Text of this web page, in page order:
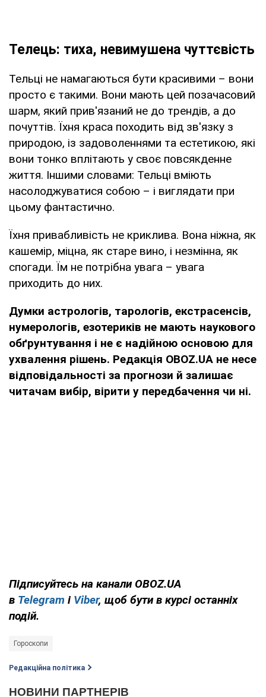
Телець: тиха, невимушена чуттєвість
Тельці не намагаються бути красивими – вони
просто є такими. Вони мають цей позачасовий
шарм, який прив'язаний не до трендів, а до
почуттів. Їхня краса походить від зв'язку з
природою, із задоволеннями та естетикою, які
вони тонко вплітають у своє повсякденне
життя. Іншими словами: Тельці вміють
насолоджуватися собою – і виглядати при
цьому фантастично.
Їхня привабливість не криклива. Вона ніжна, як
кашемір, міцна, як старе вино, і незмінна, як
спогади. Їм не потрібна увага – увага
приходить до них.
Думки астрологів, тарологів, екстрасенсів,
нумерологів, езотериків не мають наукового
обґрунтування і не є надійною основою для
ухвалення рішень. Редакція OBOZ.UA не несе
відповідальності за прогнози й залишає
читачам вибір, вірити у передбачення чи ні.
Підписуйтесь на канали OBOZ.UA
в Telegram і Viber, щоб бути в курсі останніх
подій.
Гороскопи
Редакційна політика